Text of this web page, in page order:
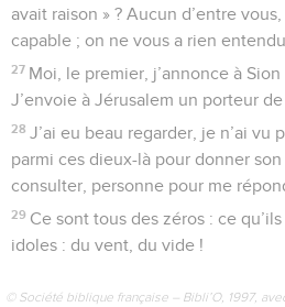
avait raison » ? Aucun d’entre vous,
capable ; on ne vous a rien
27 Moi, le premier, j’annonce à
J’envoie à Jérusalem un porteur
28 J’ai eu beau regarder, je n’ai vu
parmi ces dieux-là pour donner
consulter, personne pour me
29 Ce sont tous des zéros : ce
idoles : du vent, du vide !
© Société biblique française – Bibli’O, 1997,